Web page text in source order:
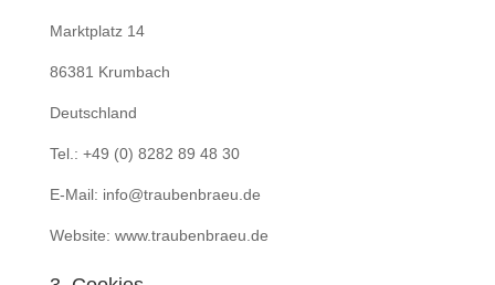
Marktplatz 14
86381 Krumbach
Deutschland
Tel.: +49 (0) 8282 89 48 30
E-Mail: info@traubenbraeu.de
Website: www.traubenbraeu.de